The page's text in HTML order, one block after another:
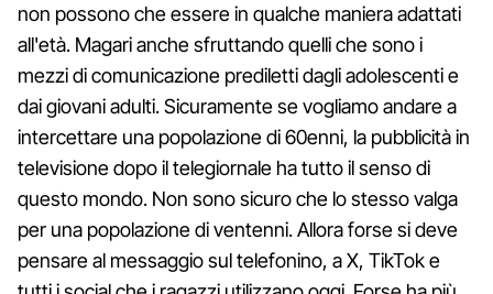
non possono che essere in qualche maniera adattati
all'età. Magari anche sfruttando quelli che sono i
mezzi di comunicazione prediletti dagli adolescenti e
dai giovani adulti. Sicuramente se vogliamo andare a
intercettare una popolazione di 60enni, la pubblicità in
televisione dopo il telegiornale ha tutto il senso di
questo mondo. Non sono sicuro che lo stesso valga
per una popolazione di ventenni. Allora forse si deve
pensare al messaggio sul telefonino, a X, TikTok e